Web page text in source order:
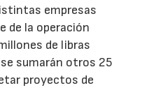
empresas
de la operación
de libras
sumarán otros 25
proyectos de